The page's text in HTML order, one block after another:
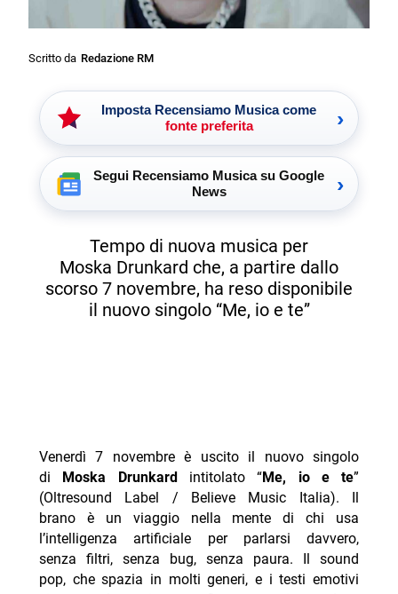
Scritto da Redazione RM
Imposta Recensiamo Musica come
fonte preferita
›
Segui Recensiamo Musica su Google
News
›
Tempo di nuova musica per
Moska Drunkard che, a partire dallo
scorso 7 novembre, ha reso disponibile
il nuovo singolo “Me, io e te”
Venerdì 7 novembre è uscito il nuovo singolo
di
Moska Drunkard intitolato “Me, io e te”
(Oltresound Label / Believe Music Italia). Il
brano è un viaggio nella mente di chi usa
l’intelligenza artificiale per parlarsi davvero,
senza filtri, senza bug, senza paura. Il sound
pop, che spazia in molti generi, e i testi emotivi